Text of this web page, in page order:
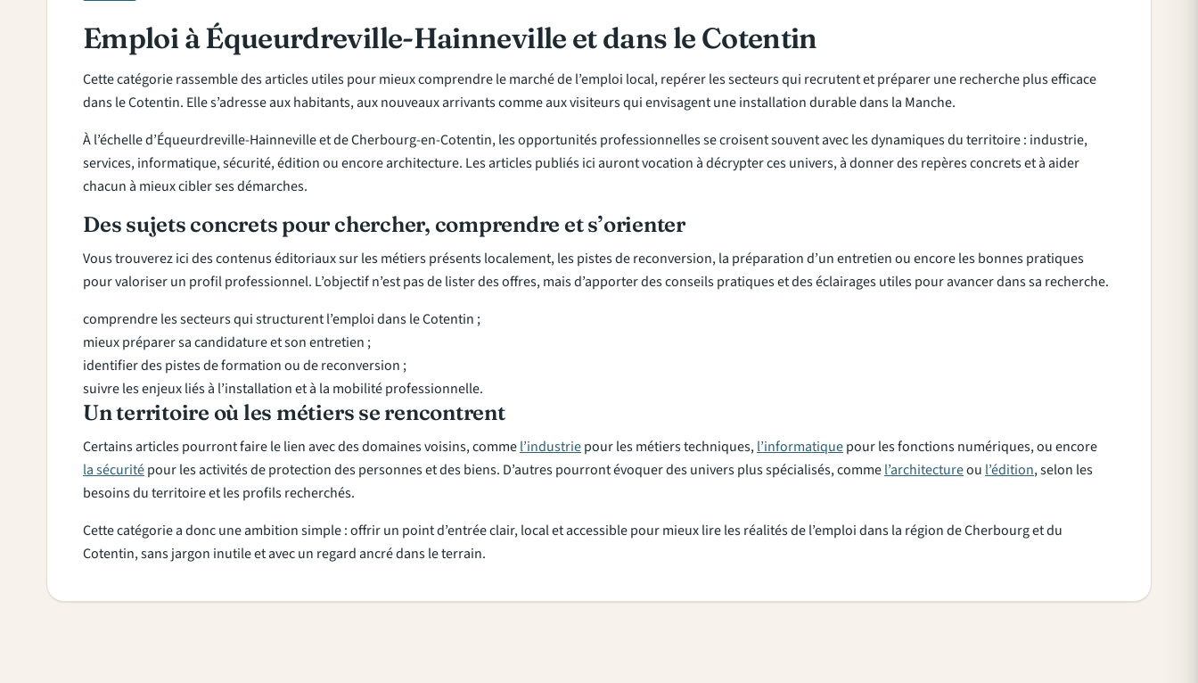
Emploi à Équeurdreville-Hainneville et dans le Cotentin
Cette catégorie rassemble des articles utiles pour mieux comprendre le marché de l’emploi local, repérer les secteurs qui recrutent et préparer une recherche plus efficace
dans le Cotentin. Elle s’adresse aux habitants, aux nouveaux arrivants comme aux visiteurs qui envisagent une installation durable dans la Manche.
À l’échelle d’Équeurdreville-Hainneville et de Cherbourg-en-Cotentin, les opportunités professionnelles se croisent souvent avec les dynamiques du territoire : industrie,
services, informatique, sécurité, édition ou encore architecture. Les articles publiés ici auront vocation à décrypter ces univers, à donner des repères concrets et à aider
chacun à mieux cibler ses démarches.
Des sujets concrets pour chercher, comprendre et s’orienter
Vous trouverez ici des contenus éditoriaux sur les métiers présents localement, les pistes de reconversion, la préparation d’un entretien ou encore les bonnes pratiques
pour valoriser un profil professionnel. L’objectif n’est pas de lister des offres, mais d’apporter des conseils pratiques et des éclairages utiles pour avancer dans sa recherche.
comprendre les secteurs qui structurent l’emploi dans le Cotentin ;
mieux préparer sa candidature et son entretien ;
identifier des pistes de formation ou de reconversion ;
suivre les enjeux liés à l’installation et à la mobilité professionnelle.
Un territoire où les métiers se rencontrent
Certains articles pourront faire le lien avec des domaines voisins, commel’industriepour les métiers techniques,l’informatiquepour les fonctions numériques, ou encore
la sécuritépour les activités de protection des personnes et des biens. D’autres pourront évoquer des univers plus spécialisés, commel’architectureou l’édition, selon les
besoins du territoire et les profils recherchés.
Cette catégorie a donc une ambition simple : offrir un point d’entrée clair, local et accessible pour mieux lire les réalités de l’emploi dans la région de Cherbourg et du
Cotentin, sans jargon inutile et avec un regard ancré dans le terrain.